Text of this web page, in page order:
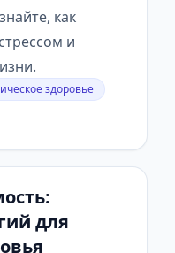
как
и
здоровье
для